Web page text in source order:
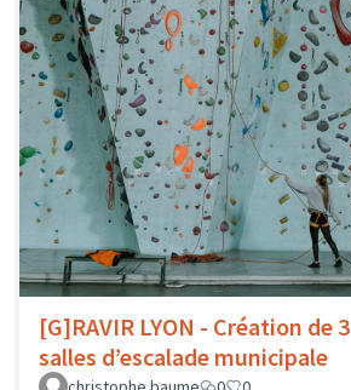
[G]RAVIR LYON - Création de 3
salles d’escalade municipale